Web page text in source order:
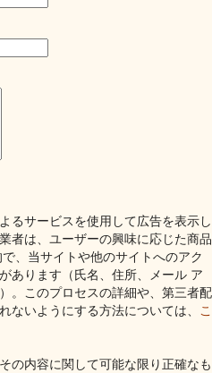
るサービスを使用して広告を表示し
者は、ユーザーの興味に応じた商品
、当サイトや他のサイトへのアク
あります（氏名、住所、メール ア
。このプロセスの詳細や、第三者配
ないようにする方法については、 こ
の内容に関して可能な限り正確なも